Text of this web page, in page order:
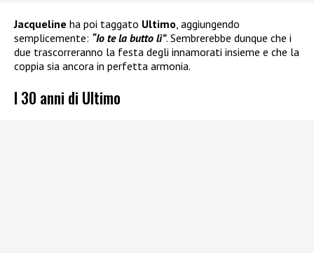
Jacqueline ha poi taggato Ultimo , aggiungendo
semplicemente: “Io te la butto lì”. Sembrerebbe dunque che i
due trascorreranno la festa degli innamorati insieme e che la
coppia sia ancora in perfetta armonia.
I 30 anni di Ultimo